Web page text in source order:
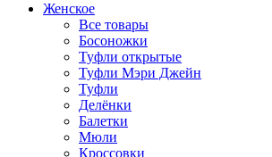
Женское
Все товары
Босоножки
Туфли открытые
Туфли Мэри Джейн
Туфли
Делёнки
Балетки
Мюли
Кроссовки